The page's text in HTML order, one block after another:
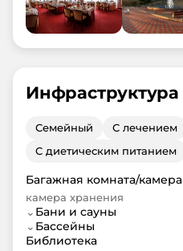
Инфраструктура
Семейный
С лечением
С диетическим питанием
Багажная комната/
камера хранения
⌄ Бани и сауны
⌄ Бассейны
Библиотека